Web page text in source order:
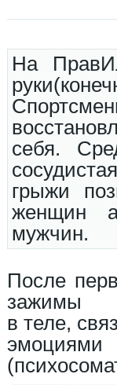
На
себя.
грыжи
женщин
мужчин.
После
зажимы
в теле,